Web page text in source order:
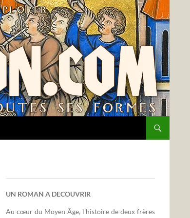
UN ROMAN A DECOUVRIR
Au cœur du Moyen Âge, l'histoire de deux frères